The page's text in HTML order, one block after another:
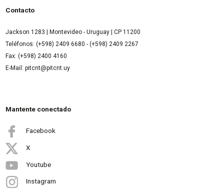
Contacto
Jackson 1283 | Montevideo - Uruguay | CP 11200
Teléfonos: (+598) 2409 6680 - (+598) 2409 2267
Fax: (+598) 2400 4160
E-Mail: pitcnt@pitcnt.uy
Mantente conectado
Facebook
X
Youtube
Instagram